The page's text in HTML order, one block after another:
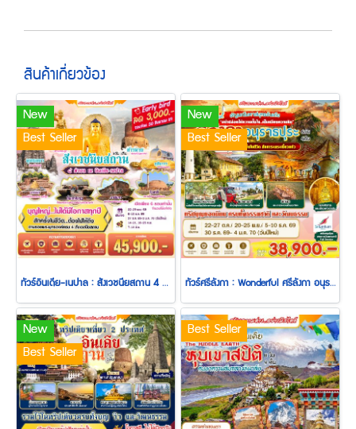
สินค้าเกี่ยวข้อง
New
Best Seller
ทัวร์อินเดีย-เนปาล : สังเวชนียสถาน 4 ตำบล 8 วัน 7 คืน (TG)
New
Best Seller
ทัวร์ศรีลังกา : Wonderful ศรีลังกา อนุราธปุระ 6 วัน 4 คืน (UL)
New
Best Seller
Best Seller